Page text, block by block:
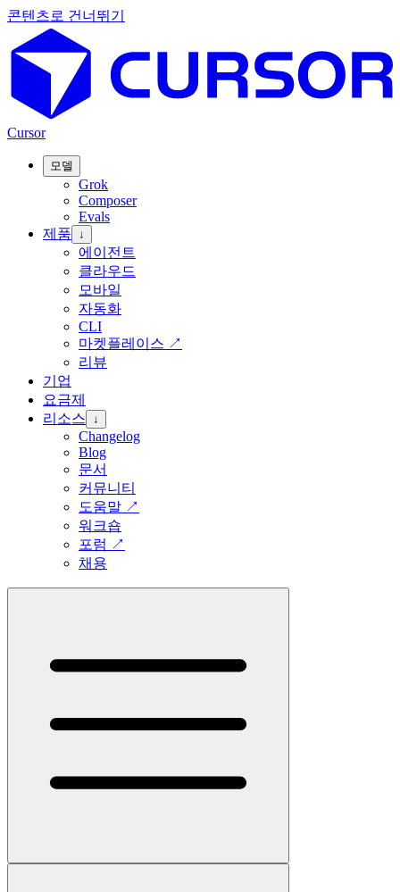
콘텐츠로 건너뛰기
Cursor
모델
Grok
Composer
Evals
제품
↓
에이전트
클라우드
모바일
자동화
CLI
마켓플레이스 ↗
리뷰
기업
요금제
리소스
↓
Changelog
Blog
문서
커뮤니티
도움말 ↗
워크숍
포럼 ↗
채용